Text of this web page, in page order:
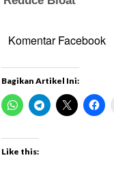
Komentar Facebook
Bagikan Artikel Ini:
Like this: